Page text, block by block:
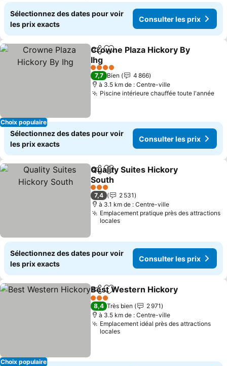
Sélectionnez des dates pour voir
les prix exacts
Consulter les prix
Choix populaire
PartagerAjouter à mes favoris
Crowne Plaza Hickory By
Ihg
4 Étoiles
7,7 Bien
4 866
à 3.5 km de : Centre-ville
Piscine intérieure chauffée toute l'année
Sélectionnez des dates pour voir
les prix exacts
Consulter les prix
PartagerAjouter à mes favoris
Quality Suites Hickory
South
3 Étoiles
7,4
2 531
à 3.1 km de : Centre-ville
Emplacement pratique près des attractions
locales
Sélectionnez des dates pour voir
les prix exacts
Consulter les prix
Choix populaire
PartagerAjouter à mes favoris
Best Western Hickory
3 Étoiles
8,4 Très bien
2 971
à 3.5 km de : Centre-ville
Emplacement idéal près des attractions
locales